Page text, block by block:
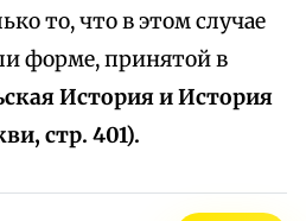
то, что в этом случае
форме, принятой в
История и История
стр. 401).